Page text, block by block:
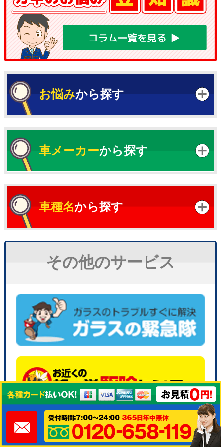
お悩みから探す
車メーカーから探す
車種名から探す
その他のサービス